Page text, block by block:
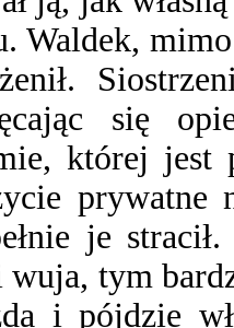
Waldek,
się
której jest
prywatne
je
wuja, tym
i pójdzie